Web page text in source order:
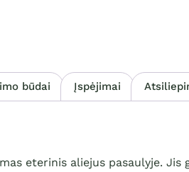
būdai Įspėjimai
eterinis aliejus pasaulyje.